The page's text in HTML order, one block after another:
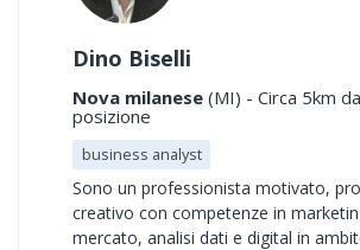
Dino Biselli
Nova milanese (MI) - Circa 5km
posizione
business analyst
Sono un professionista motivato,
creativo con competenze in
mercato, analisi dati e digital in